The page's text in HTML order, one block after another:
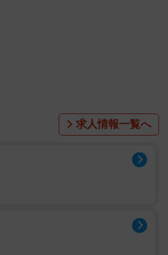
年男女に鍵を渡したあと、震え声
は強く生きてほしい。」と件のエ
求人情報一覧へ